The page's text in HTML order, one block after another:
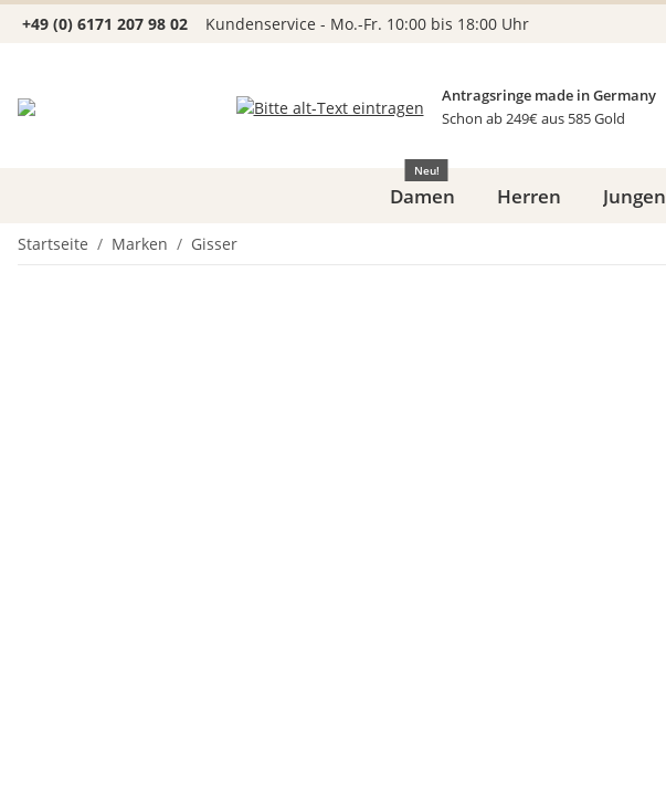
+49 (0) 6171 207 98 02 Kundenservice - Mo.-Fr. 10:00 bis 18:00 Uhr
Antragsringe made in Germany
Schon ab 249€ aus 585 Gold
Damen
Neu!
Herren Jungen
Startseite Marken Gisser